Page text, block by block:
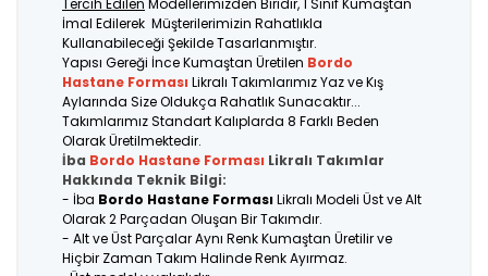
Tercih Edilen Modellerimizden Biridir, 1 Sınıf Kumaştan
İmal Edilerek Müşterilerimizin Rahatlıkla
Kullanabileceği Şekilde Tasarlanmıştır.
Yapısı Gereği İnce Kumaştan Üretilen Bordo
Hastane Forması Likralı Takımlarımız Yaz ve Kış
Aylarında Size Oldukça Rahatlık Sunacaktır...
Takımlarımız Standart Kalıplarda 8 Farklı Beden
Olarak Üretilmektedir.
İba Bordo Hastane Forması Likralı Takımlar
Hakkında Teknik Bilgi:
- İba Bordo Hastane FormasıLikralı Modeli Üst ve Alt
Olarak 2 Parçadan Oluşan Bir Takımdır.
- Alt ve Üst Parçalar Aynı Renk Kumaştan Üretilir ve
Hiçbir Zaman Takım Halinde Renk Ayırmaz.